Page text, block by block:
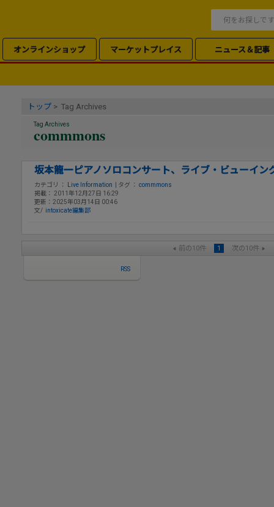
オンラインショップ マーケットプレイス ニュース＆記事
トップ > Tag Archives
Tag Archives
commmons
坂本龍一ピアノソロコンサート、ライブ・ビューイン
カテゴリ ： Live Information | タグ ： commmons
掲載： 2011年12月27日 16:29
更新：2025年03月14日 00:46
文/ intoxicate編集部
前の10件 1 次の10件
RSS